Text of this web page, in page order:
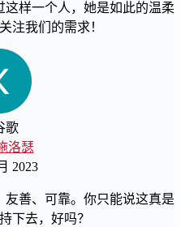
样一个人，她是如此的温柔
注我们的需求！
洛瑟
2023
善、可靠。你只能说这真是
下去，好吗？